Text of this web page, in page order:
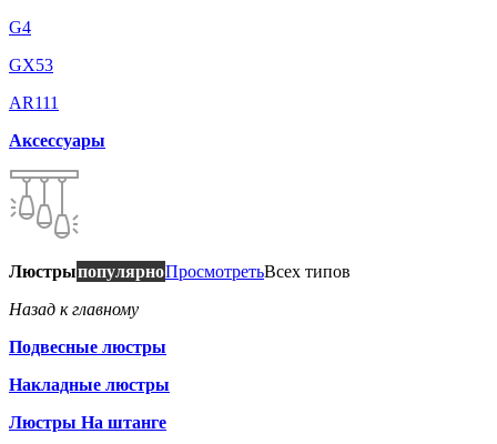
G4
GX53
AR111
Аксессуары
ЛюстрыпопулярноПросмотретьВсех типов
Назад к главному
Подвесные люстры
Накладные люстры
Люстры На штанге